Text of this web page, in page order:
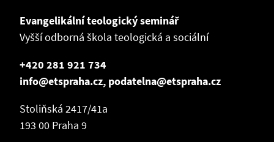
Evangelikální teologický seminář
Vyšší odborná škola teologická a sociální
+420 281 921 734
info@etspraha.cz, podatelna@etspraha.cz
Stoliňská 2417/41a
193 00 Praha 9